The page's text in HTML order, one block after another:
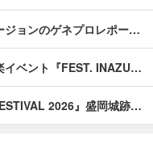
ジョンのゲネプロレポー…
イベント『FEST. INAZU…
2026』盛岡城跡…